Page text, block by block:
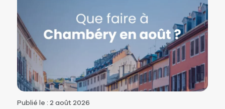
Publié le : 2 août 2026